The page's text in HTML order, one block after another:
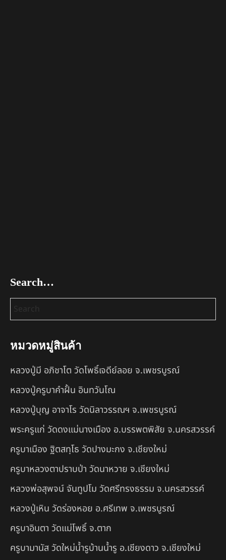
Search…
หมวดหมู่สินค้า
หลวงปู่มี อภิชาโต วัดโพธิ์เจดีย์ลอย จ.เพชรบูรณ์
หลวงปู่ครูบาคำฝั้น อินทวันโณ
หลวงปู่บุญ อาจาโร วัดนิลาวรรณฯ จ.เพชรบูรณ์
พระครูแก่ วัดดงแม่นางเมือง อ.บรรพตพิสัย จ.นครสวรรค์
ครูบาเมือง ฐิตสทฺโธ วัดปางมะกง จ.เชียงใหม่
ครูบาหลวงตาปราบป่า วัดนาหวาย จ.เชียงใหม่
หลวงพ่อสุพจน์ จันทูปโม วัดศรีทรงธรรม จ.นครสวรรค์
หลวงปู่เหิน วัดร่องหอย อ.ศรีเทพ จ.เพชรบูรณ์
ครูบาอินตา วัดแม่โพธิ์ จ.ตาก
ครูบามานัส วัดใหม่น้ำรูบ้านน้ำรู อ.เชียงดาว จ.เชียงใหม่